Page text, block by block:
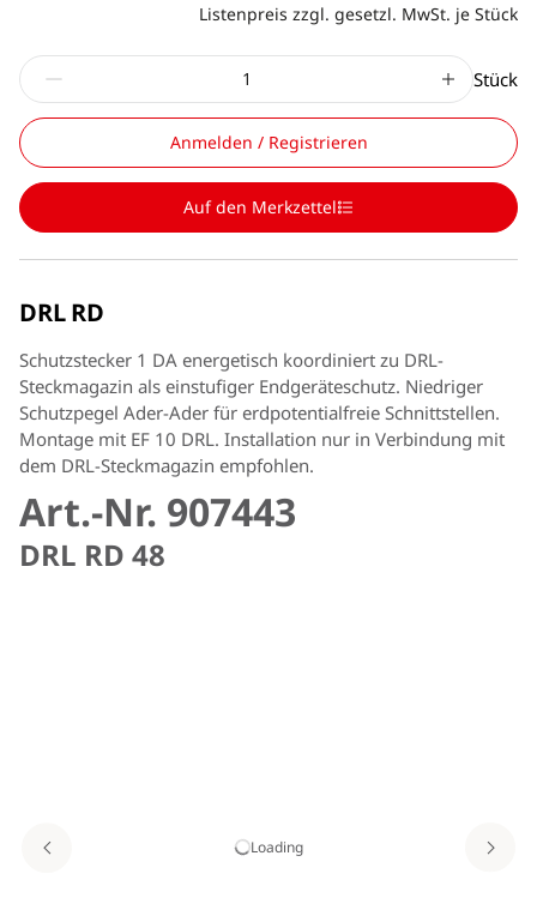
Listenpreis zzgl. gesetzl. MwSt. je Stück
Stück
Anmelden / Registrieren
Auf den Merkzettel
DRL RD
Schutzstecker 1 DA energetisch koordiniert zu DRL-
Steckmagazin als einstufiger Endgeräteschutz. Niedriger
Schutzpegel Ader-Ader für erdpotentialfreie Schnittstellen.
Montage mit EF 10 DRL. Installation nur in Verbindung mit
dem DRL-Steckmagazin empfohlen.
Art.-Nr. 907443
DRL RD 48
Loading